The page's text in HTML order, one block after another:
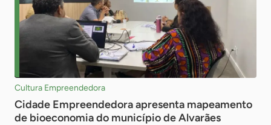
Cultura Empreendedora
Cidade Empreendedora apresenta mapeamento
de bioeconomia do município de Alvarães